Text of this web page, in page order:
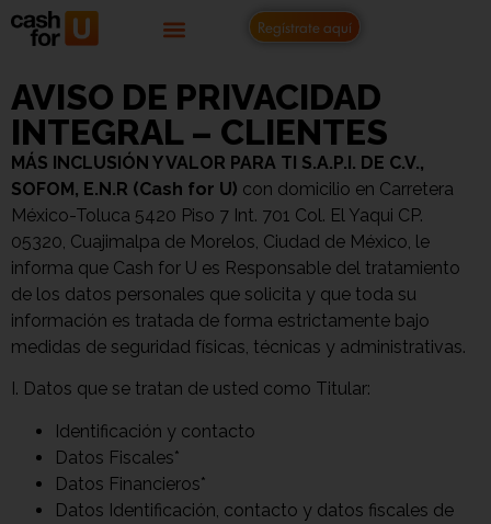
Regístrate aquí
AVISO DE PRIVACIDAD
INTEGRAL – CLIENTES
MÁS INCLUSIÓN Y VALOR PARA TI S.A.P.I. DE C.V.,
SOFOM, E.N.R (Cash for U) con domicilio en Carretera
México-Toluca 5420 Piso 7 Int. 701 Col. El Yaqui CP.
05320, Cuajimalpa de Morelos, Ciudad de México, le
informa que Cash for U es Responsable del tratamiento
de los datos personales que solicita y que toda su
información es tratada de forma estrictamente bajo
medidas de seguridad físicas, técnicas y administrativas.
I. Datos que se tratan de usted como Titular:
Identificación y contacto
Datos Fiscales*
Datos Financieros*
Datos Identificación, contacto y datos fiscales de